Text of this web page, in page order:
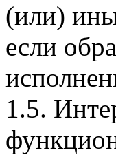
(или)
если
1.5.